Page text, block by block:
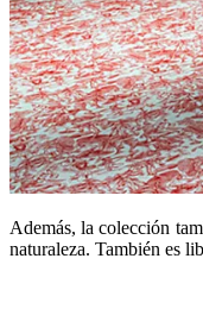
Además, la colección
naturaleza. También es